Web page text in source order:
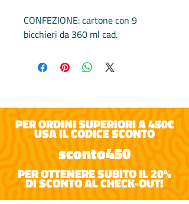
CONFEZIONE: cartone con 9
bicchieri da 360 ml cad.
PER ORDINI SUPERIORI A 450€
USA IL CODICE SCONTO
sconto450
PER OTTENERE SUBITO IL 20%
DI SCONTO AL CHECK-OUT!